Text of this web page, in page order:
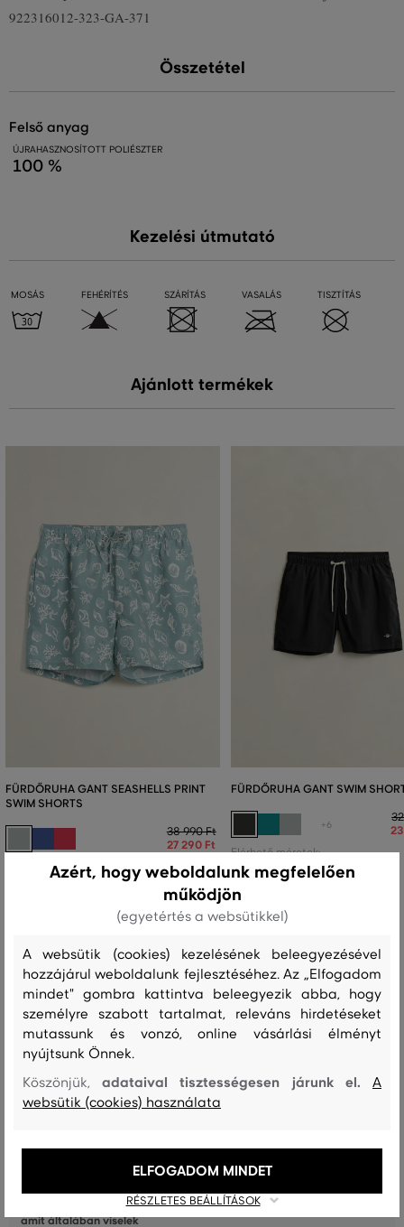
922316012-323-GA-371
Összetétel
felső anyag
ÚJRAHASZNOSÍTOTT POLIÉSZTER
100 %
Kezelési útmutató
MOSÁS FEHÉRÍTÉS SZÁRÍTÁS VASALÁS TISZTÍTÁS
Ajánlott termékek
FÜRDŐRUHA GANT SEASHELLS PRINT
SWIM SHORTS
38 990 Ft
27 290 Ft
Elérhető méretek:
+3 további
FÜRDŐRUHA GANT SWIM
+6
Elérhető méretek:
M +3 további
Recenziók
ÜGYFELEINKNEK ÁLTAL ÉRTÉKELT MÉRETEK
A méret sokkal kisebb, mint amit
viselek
A méret egy kicsit kisebb, mint
szokásosan viselt mérettel
A méret egy kicsit nagyobb, mint
amit általában viselek
Azért, hogy weboldalunk megfelelően
működjön
(egyetértés a websütikkel)
A websütik (cookies) kezelésének beleegyezésével
hozzájárul weboldalunk fejlesztéséhez. Az „Elfogadom
mindet" gombra kattintva beleegyezik abba, hogy
személyre szabott tartalmat, releváns hirdetéseket
mutassunk és vonzó, online vásárlási élményt
nyújtsunk Önnek.
Köszönjük,adataival tisztességesen járunk el.A
websütik (cookies) használata
RÉSZLETES BEÁLLÍTÁSOK
ELFOGADOM MINDET